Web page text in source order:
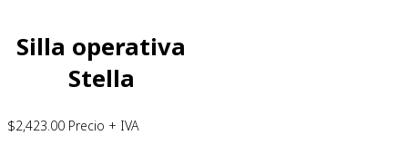
Silla operativa
Stella
$2,423.00 Precio + IVA